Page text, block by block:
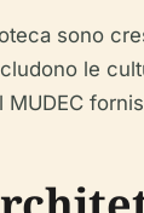
sono
le